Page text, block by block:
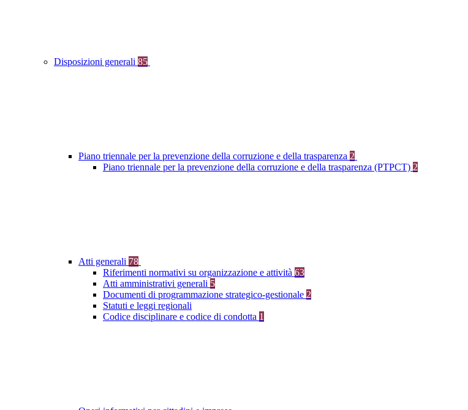
Disposizioni generali 85
Piano triennale per la prevenzione della corruzione e della trasparenza 2
Piano triennale per la prevenzione della corruzione e della trasparenza (PTPCT) 2
Atti generali 78
Riferimenti normativi su organizzazione e attività 63
Atti amministrativi generali 5
Documenti di programmazione strategico-gestionale 2
Statuti e leggi regionali
Codice disciplinare e codice di condotta 1